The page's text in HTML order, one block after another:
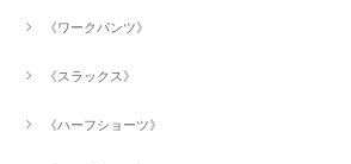
《ワークパンツ》
《スラックス》
《ハーフショーツ》